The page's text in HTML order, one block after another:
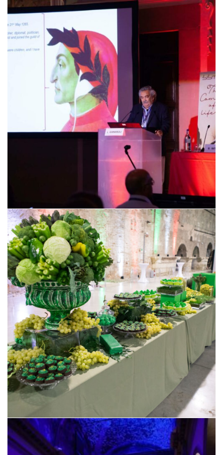
Kronosan – 35° Anniversario
XVII SISMeR Forum. The Comedy of Life
XVIII Congresso IPNA